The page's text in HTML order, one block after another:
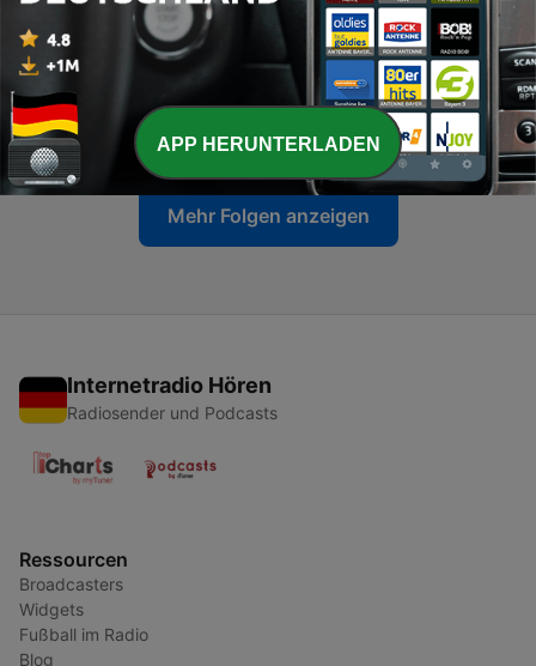
642 623. Skiftnyckel & bågfil
27 Jul. 2026
641 - 622. Fiesta på Hisingen?
23 Jul. 2026
Mehr Folgen anzeigen
Internetradio Hören
Radiosender und Podcasts
Ressourcen
Broadcasters
Widgets
Fußball im Radio
Blog
APP HERUNTERLADEN